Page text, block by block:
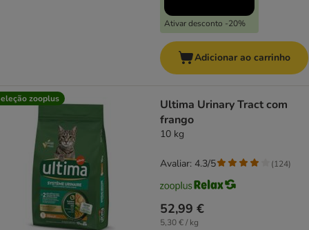
Ativar desconto -20%
Adicionar ao carrinho
zooplus
Ultima Urinary Tract com
frango
10 kg
52,99 €
5,30 € / kg
Avaliar: 4.3/5 (124)